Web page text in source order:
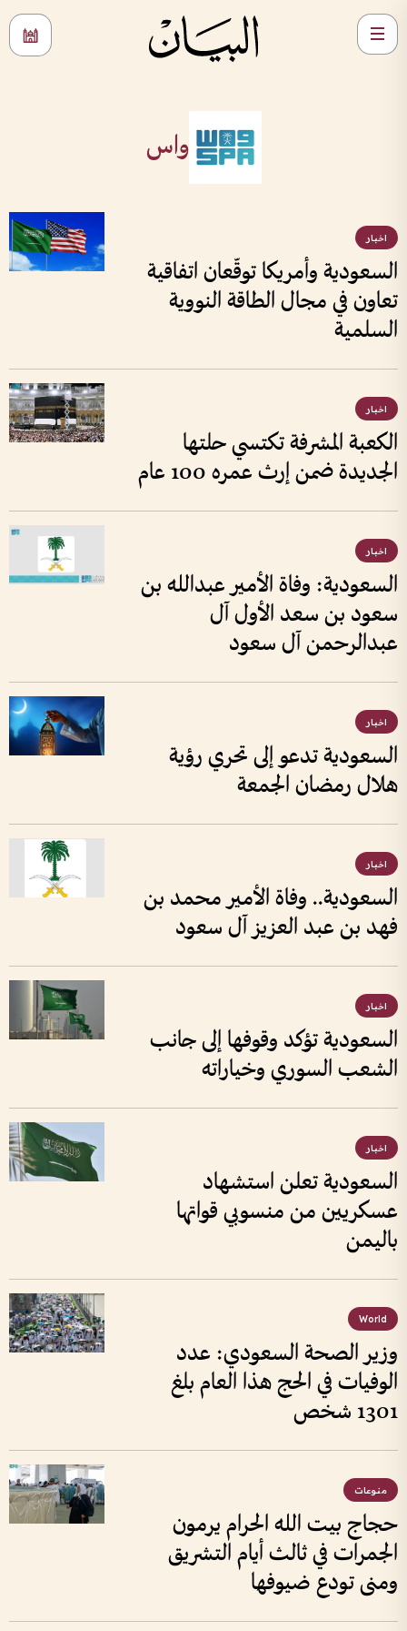
واس
اخبار
السعودية وأمريكا توقّعان اتفاقية
تعاون في مجال الطاقة النووية
السلمية
اخبار
الكعبة المشرفة تكتسي حلتها
الجديدة ضمن إرث عمره 100 عام
اخبار
السعودية: وفاة الأمير عبدالله بن
سعود بن سعد الأول آل
عبدالرحمن آل سعود
اخبار
السعودية تدعو إلى تحري رؤية
هلال رمضان الجمعة
اخبار
السعودية.. وفاة الأمير محمد بن
فهد بن عبد العزيز آل سعود
اخبار
السعودية تؤكد وقوفها إلى جانب
الشعب السوري وخياراته
اخبار
السعودية تعلن استشهاد
عسكريين من منسوبي قواتها
باليمن
World
وزير الصحة السعودي: عدد
الوفيات في الحج هذا العام بلغ
1301 شخص
منوعات
حجاج بيت الله الحرام يرمون
الجمرات في ثالث أيام التشريق
ومنى تودع ضيوفها